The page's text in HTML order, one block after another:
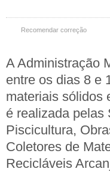
Recomendar correção
A Administração
entre os dias 8 e
materiais sólidos
é realizada pelas
Piscicultura,
Coletores de
Recicláveis